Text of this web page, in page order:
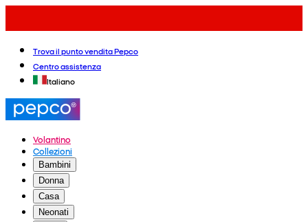
Trova il punto vendita Pepco
Centro assistenza
Italiano
Volantino
Collezioni
Bambini
Donna
Casa
Neonati